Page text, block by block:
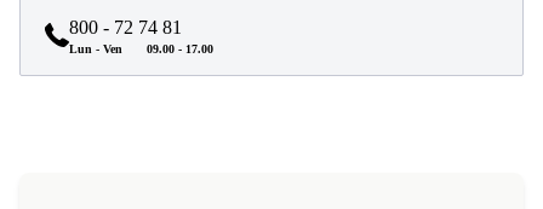
800 - 72 74 81
Lun - Ven 09.00 - 17.00